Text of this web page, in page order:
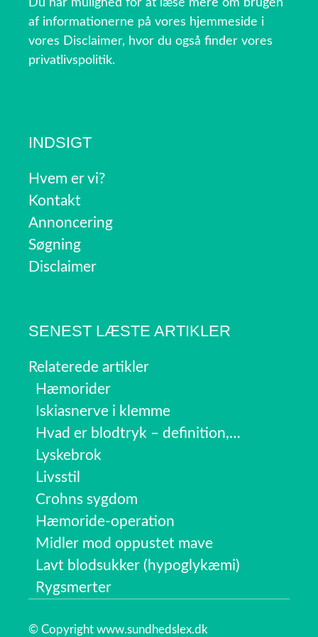
Du har mulighed for at læse mere om brugen
af informationerne på vores hjemmeside i
vores Disclaimer, hvor du også finder vores
privatlivspolitik.
INDSIGT
Hvem er vi?
Kontakt
Annoncering
Søgning
Disclaimer
SENEST LÆSTE ARTIKLER
Relaterede artikler
Hæmorider
Iskiasnerve i klemme
Hvad er blodtryk – definition,…
Lyskebrok
Livsstil
Crohns sygdom
Hæmoride-operation
Midler mod oppustet mave
Lavt blodsukker (hypoglykæmi)
Rygsmerter
© Copyright www.sundhedslex.dk